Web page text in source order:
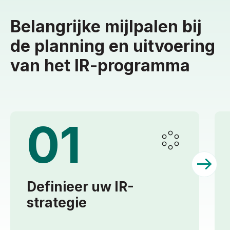
Belangrijke mijlpalen bij
de planning en uitvoering
van het IR-programma
01
Definieer uw IR-
strategie